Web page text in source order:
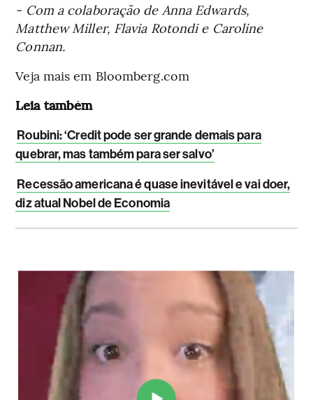
- Com a colaboração de Anna Edwards,
Matthew Miller, Flavia Rotondi e Caroline
Connan.
Veja mais em Bloomberg.com
Leia também
Roubini: ‘Credit pode ser grande demais para
quebrar, mas também para ser salvo’
Recessão americana é quase inevitável e vai doer,
diz atual Nobel de Economia